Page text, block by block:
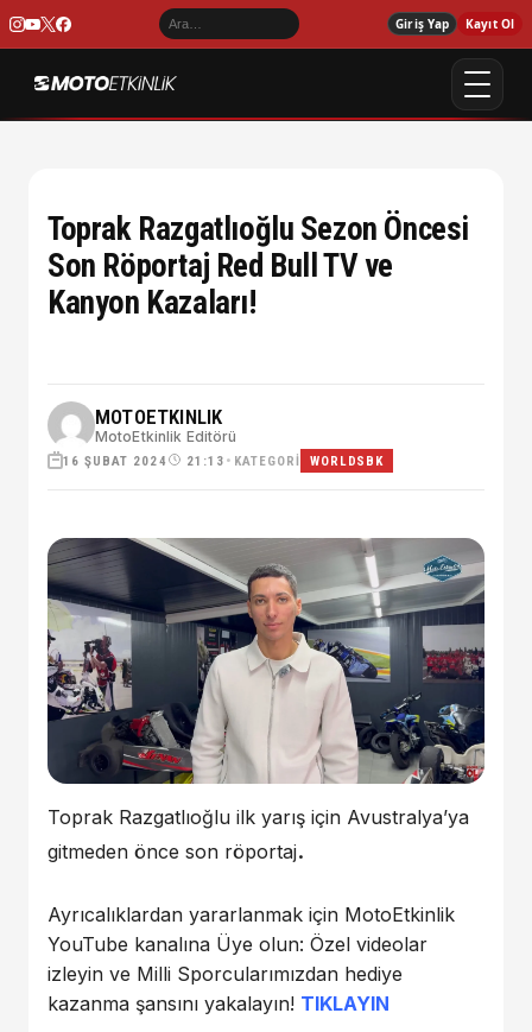
Giriş Yap Kayıt Ol
Toprak Razgatlıoğlu Sezon Öncesi
Son Röportaj Red Bull TV ve
Kanyon Kazaları!
MOTOETKINLIK
MotoEtkinlik Editörü
16 ŞUBAT 2024 21:13 • KATEGORI WORLDSBK
Toprak Razgatlıoğlu ilk yarış için Avustralya’ya
gitmeden önce son röportaj.
Ayrıcalıklardan yararlanmak için MotoEtkinlik
YouTube kanalına Üye olun: Özel videolar
izleyin ve Milli Sporcularımızdan hediye
kazanma şansını yakalayın! TIKLAYIN